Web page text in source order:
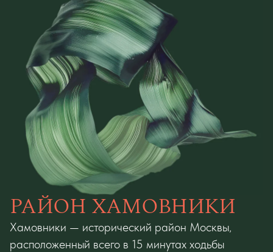
РАЙОН ХАМОВНИКИ
Хамовники — исторический район Москвы,
расположенный всего в 15 минутах ходьбы